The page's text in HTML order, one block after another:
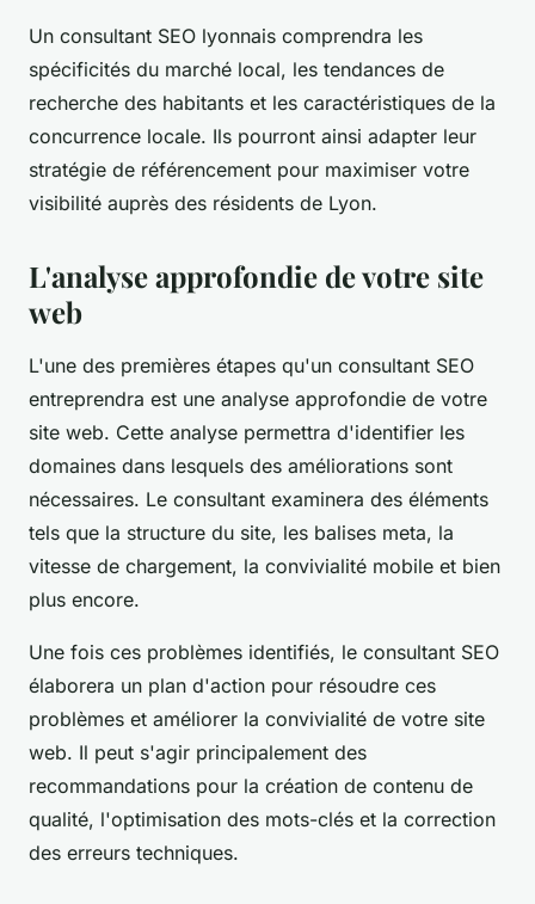
Un consultant SEO lyonnais comprendra les
spécificités du marché local, les tendances de
recherche des habitants et les caractéristiques de la
concurrence locale. Ils pourront ainsi adapter leur
stratégie de référencement pour maximiser votre
visibilité auprès des résidents de Lyon.
L'analyse approfondie de votre site
web
L'une des premières étapes qu'un consultant SEO
entreprendra est une analyse approfondie de votre
site web. Cette analyse permettra d'identifier les
domaines dans lesquels des améliorations sont
nécessaires. Le consultant examinera des éléments
tels que la structure du site, les balises meta, la
vitesse de chargement, la convivialité mobile et bien
plus encore.
Une fois ces problèmes identifiés, le consultant SEO
élaborera un plan d'action pour résoudre ces
problèmes et améliorer la convivialité de votre site
web. Il peut s'agir principalement des
recommandations pour la création de contenu de
qualité, l'optimisation des mots-clés et la correction
des erreurs techniques.